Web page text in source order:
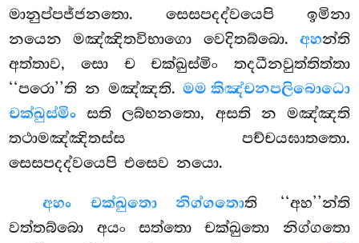
මානුප්පජ්ජනතො. සෙසපදද්වයෙපි ඉමිනා
නයෙන මඤ්ඤිතවිභාගො වෙදිතබ්බො. අහන්ති
අත්තාව, සො ච චක්ඛුස්මිං තදධීනවුත්තිත්තා
‘‘පරො’’ති න මඤ්ඤති.මම කිඤ්චනපලිබොධො
චක්ඛුස්මිං සති ලබ්භනතො, අසති න මඤ්ඤති
තථාමඤ්ඤිතස්ස පච්චයඝාතතො.
සෙසපදද්වයෙපි එසෙව නයො.
අහං චක්ඛුතො නිග්ගතොති ‘‘අහ’’න්ති
වත්තබ්බො අයං සත්තො චක්ඛුතො නිග්ගතො